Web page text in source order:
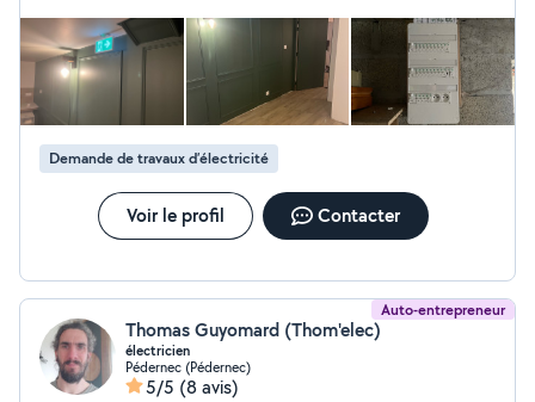
Demande de travaux d’électricité
Voir le profil Contacter
Auto-entrepreneur
Thomas Guyomard (Thom'elec)
électricien
Pédernec (Pédernec)
5/5 (8 avis)